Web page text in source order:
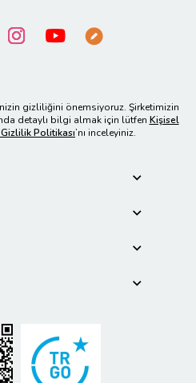
gizliliğini önemsiyoruz. Şirketimizin
detaylı bilgi almak için lütfen Kişisel
Politikası’nı inceleyiniz.